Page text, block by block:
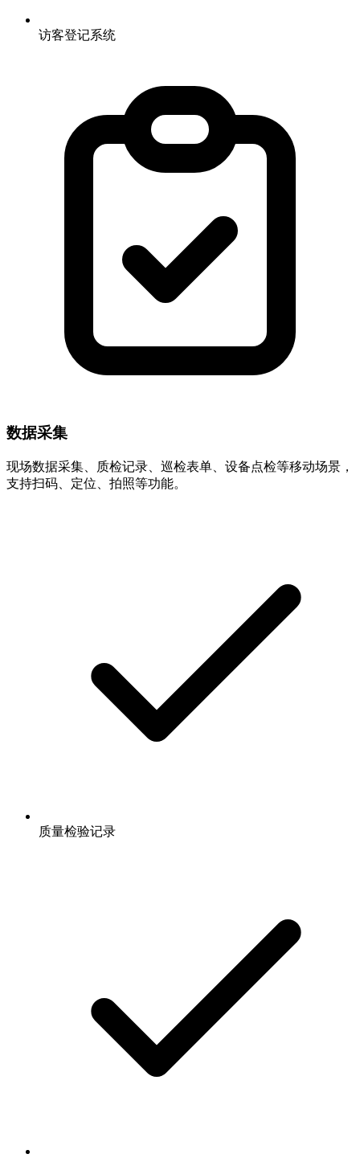
访客登记系统
数据采集
现场数据采集、质检记录、巡检表单、设备点检等移动场景，
支持扫码、定位、拍照等功能。
质量检验记录